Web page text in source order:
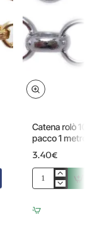
Catena rolò
pacco 1
3.40€
Catena
10
mm